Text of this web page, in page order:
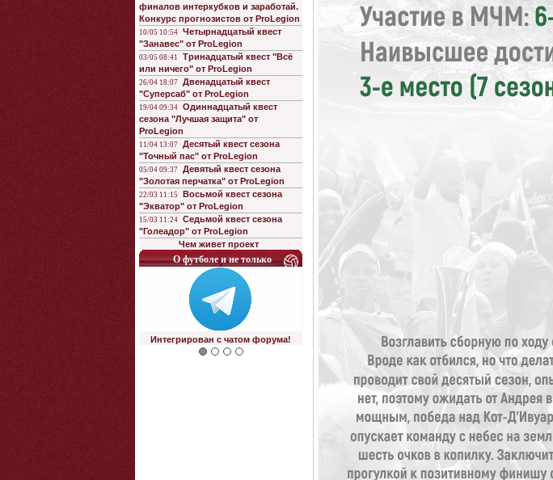
финалов интеркубков и заработай.
Конкурс прогнозистов от ProLegion
10/05 10:54 Четырнадцатый квест
"Занавес" от ProLegion
03/05 08:41
Тринадцатый квест "Всё
или ничего" от ProLegion
26/04 18:07 Двенадцатый квест
"Суперсаб" от ProLegion
19/04 09:34 Одиннадцатый квест
сезона "Лучшая защита" от
ProLegion
11/04 13:07 Десятый квест сезона
"Точный пас" от ProLegion
05/04 09:37 Девятый квест сезона
"Золотая перчатка" от ProLegion
22/03 11:15
Восьмой квест сезона
"Экватор" от ProLegion
15/03 11:24 Седьмой квест сезона
"Голеадор" от ProLegion
Чем живет проект
О футболе и не только
Интегрирован с чатом форума!